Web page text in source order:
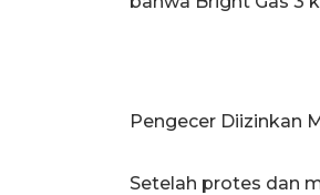
Pengecer Diizinkan
Setelah protes dan